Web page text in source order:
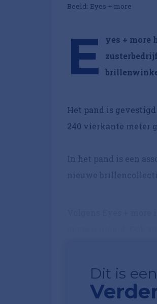
Beeld: Eyes + more
E
yes + more
Het pand is
240 vierkante meter
In het pand is een
Dit is